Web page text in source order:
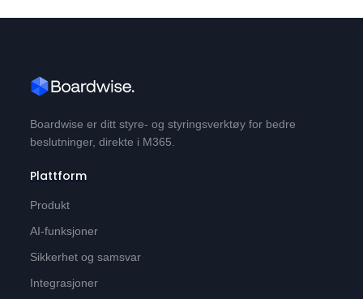
Boardwise er ditt styre- og styringsverktøy for bedre
beslutninger, direkte i M365.
Plattform
Produkt
AI-funksjoner
Sikkerhet og samsvar
Integrasjoner